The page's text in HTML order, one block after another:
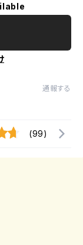
通報する
(99)